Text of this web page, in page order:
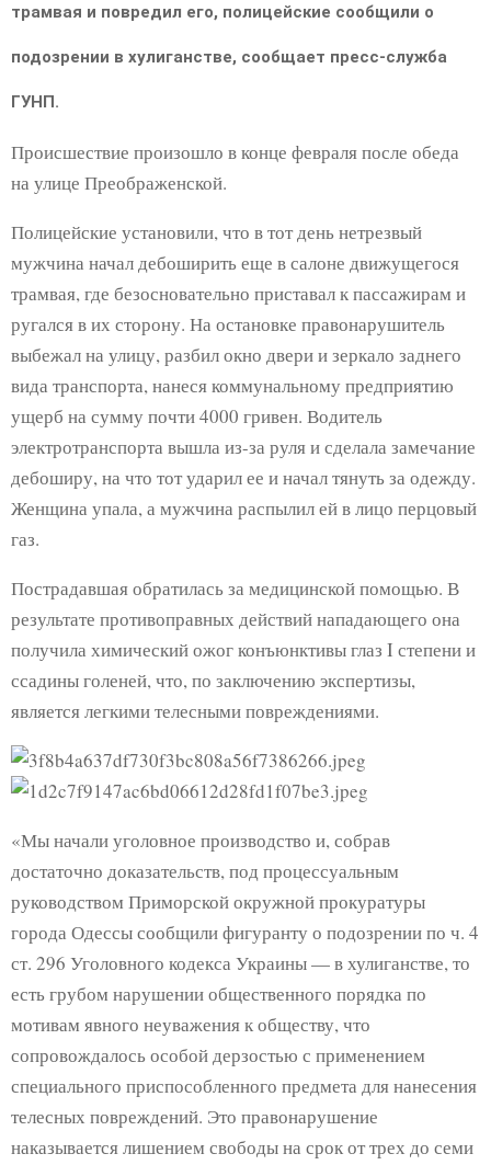
трамвая и повредил его, полицейские сообщили о
подозрении в хулиганстве, сообщает пресс-служба
ГУНП.
Происшествие произошло в конце февраля после обеда
на улице Преображенской.
Полицейские установили, что в тот день нетрезвый
мужчина начал дебоширить еще в салоне движущегося
трамвая, где безосновательно приставал к пассажирам и
ругался в их сторону. На остановке правонарушитель
выбежал на улицу, разбил окно двери и зеркало заднего
вида транспорта, нанеся коммунальному предприятию
ущерб на сумму почти 4000 гривен. Водитель
электротранспорта вышла из-за руля и сделала замечание
дебоширу, на что тот ударил ее и начал тянуть за одежду.
Женщина упала, а мужчина распылил ей в лицо перцовый
газ.
Пострадавшая обратилась за медицинской помощью. В
результате противоправных действий нападающего она
получила химический ожог конъюнктивы глаз I степени и
ссадины голеней, что, по заключению экспертизы,
является легкими телесными повреждениями.
«Мы начали уголовное производство и, собрав
достаточно доказательств, под процессуальным
руководством Приморской окружной прокуратуры
города Одессы сообщили фигуранту о подозрении по ч. 4
ст. 296 Уголовного кодекса Украины — в хулиганстве, то
есть грубом нарушении общественного порядка по
мотивам явного неуважения к обществу, что
сопровождалось особой дерзостью с применением
специального приспособленного предмета для нанесения
телесных повреждений. Это правонарушение
наказывается лишением свободы на срок от трех до семи